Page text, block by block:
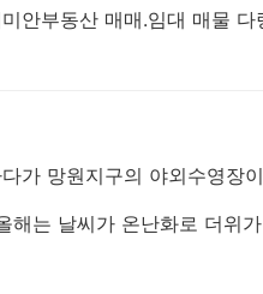
가 망원지구의 야외수영장
해는 날씨가 온난화로 더위